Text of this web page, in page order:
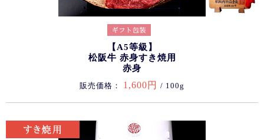
【A5等級】
松阪牛 赤身すき焼用
赤身
販売価格： 1,600円 / 100g